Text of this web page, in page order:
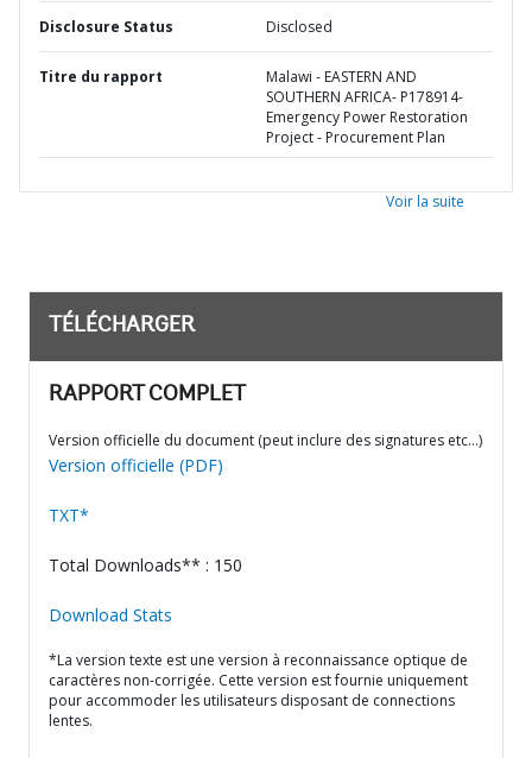
Disclosure Status Disclosed
Titre du rapport
Malawi - EASTERN AND
SOUTHERN AFRICA- P178914-
Emergency Power Restoration
Project - Procurement Plan
Voir la suite
TÉLÉCHARGER
RAPPORT COMPLET
Version officielle du document (peut inclure des signatures etc…)
Version officielle (PDF)
TXT*
Total Downloads** : 150
Download Stats
*La version texte est une version à reconnaissance optique de
caractères non-corrigée. Cette version est fournie uniquement
pour accommoder les utilisateurs disposant de connections
lentes.